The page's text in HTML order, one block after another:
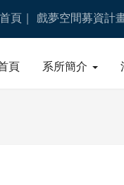
頁 戲夢空間募資計
頁 系所簡介